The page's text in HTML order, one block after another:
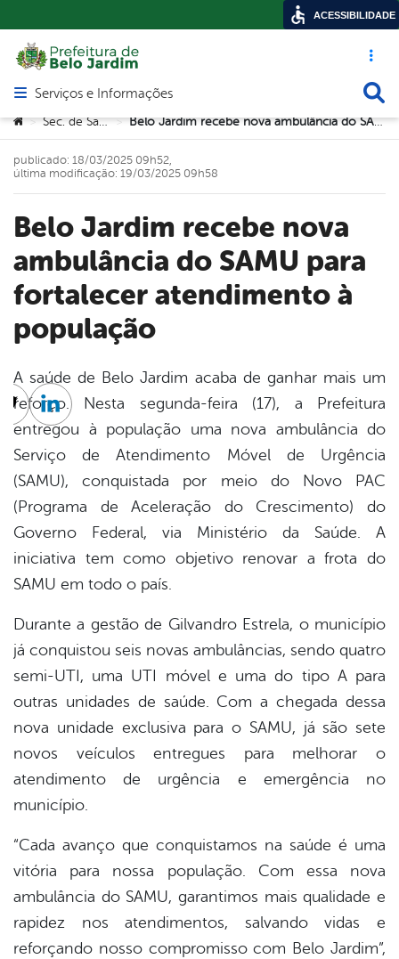
Acesso
Abrir menu principal de navegação
Serviços e Informações
Você está aqui:
> Sec. de Saúde > Belo Jardim recebe nova ambulância do SAMU para fortalecer atendimento à população
Belo Jardim recebe nova
ambulância do SAMU para
fortalecer atendimento à
população
publicado: 18/03/2025 09h52,
última modificação: 19/03/2025 09h58
A saúde de Belo Jardim acaba de ganhar mais um
reforço. Nesta segunda-feira (17), a Prefeitura
entregou à população uma nova ambulância do
Serviço de Atendimento Móvel de Urgência
(SAMU), conquistada por meio do Novo PAC
(Programa de Aceleração do Crescimento) do
Governo Federal, via Ministério da Saúde. A
iniciativa tem como objetivo renovar a frota do
SAMU em todo o país.
Durante a gestão de Gilvandro Estrela, o município
já conquistou seis novas ambulâncias, sendo quatro
semi-UTI, uma UTI móvel e uma do tipo A para
outras unidades de saúde. Com a chegada dessa
nova unidade exclusiva para o SAMU, já são sete
novos veículos entregues para melhorar o
atendimento de urgência e emergência no
município.
“Cada avanço que conquistamos na saúde é uma
vitória para nossa população. Com essa nova
ambulância do SAMU, garantimos mais qualidade e
rapidez nos atendimentos, salvando vidas e
reforçando nosso compromisso com Belo Jardim”,
Twitter
Linkedin
ACESSIBILIDADE